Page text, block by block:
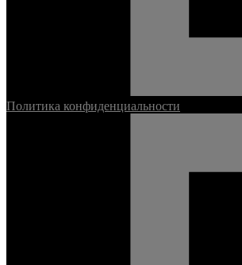
Политика конфиденциальности